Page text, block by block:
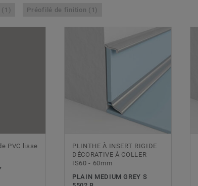
(1) Préofilé de finition (1)
PVC lisse
PLINTHE À INSERT RIGIDE
DÉCORATIVE À COLLER -
IS60 - 60mm
PLAIN MEDIUM GREY S